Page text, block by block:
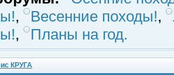
, Весенние походы!,
, Планы на год.
КРУГА